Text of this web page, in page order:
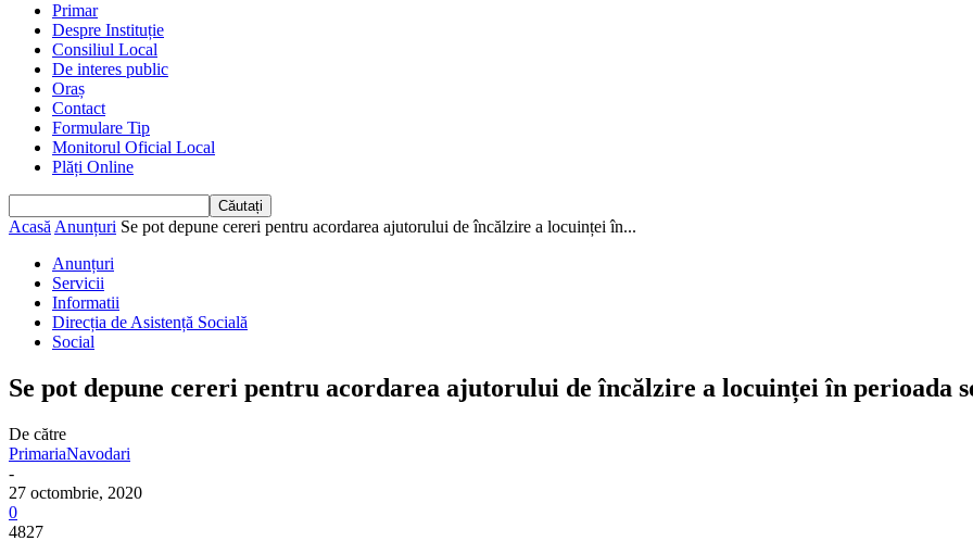
Primar
Despre Instituție
Consiliul Local
De interes public
Oraș
Contact
Formulare Tip
Monitorul Oficial Local
Plăți Online
Acasă Anunțuri Se pot depune cereri pentru acordarea ajutorului de încălzire a locuinței în...
Anunțuri
Servicii
Informatii
Direcția de Asistență Socială
Social
Se pot depune cereri pentru acordarea ajutorului de încălzire a locuinței în perioada
De către
PrimariaNavodari
-
27 octombrie, 2020
0
4827